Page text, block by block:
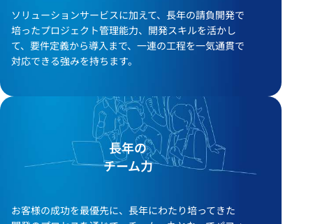
ソリューションサービスに加えて、長年の請負開発で
培ったプロジェクト管理能力、開発スキルを活かし
て、要件定義から導入まで、一連の工程を一気通貫で
対応できる強みを持ちます。
長年の
チーム力
お客様の成功を最優先に、長年にわたり培ってきた